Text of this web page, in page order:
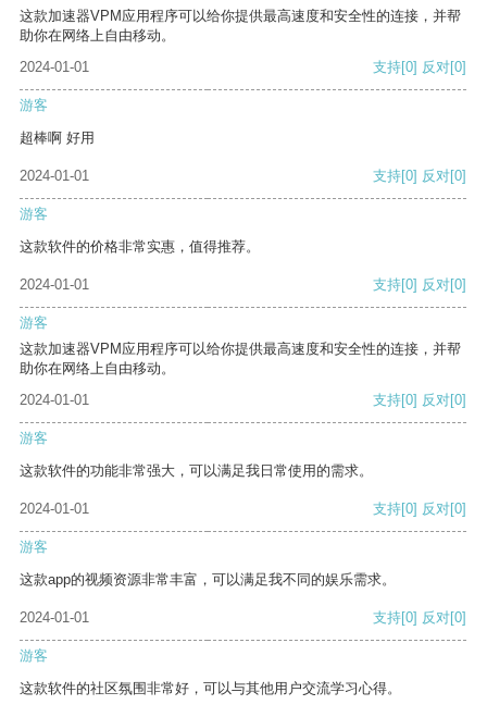
这款加速器VPM应用程序可以给你提供最高速度和安全性的连接，并帮
助你在网络上自由移动。
2024-01-01
支持[0] 反对[0]
游客
超棒啊 好用
2024-01-01 支持[0] 反对[0]
游客
这款软件的价格非常实惠，值得推荐。
2024-01-01 支持[0] 反对[0]
游客
这款加速器VPM应用程序可以给你提供最高速度和安全性的连接，并帮
助你在网络上自由移动。
2024-01-01
支持[0] 反对[0]
游客
这款软件的功能非常强大，可以满足我日常使用的需求。
2024-01-01 支持[0] 反对[0]
游客
这款app的视频资源非常丰富，可以满足我不同的娱乐需求。
2024-01-01 支持[0] 反对[0]
游客
这款软件的社区氛围非常好，可以与其他用户交流学习心得。